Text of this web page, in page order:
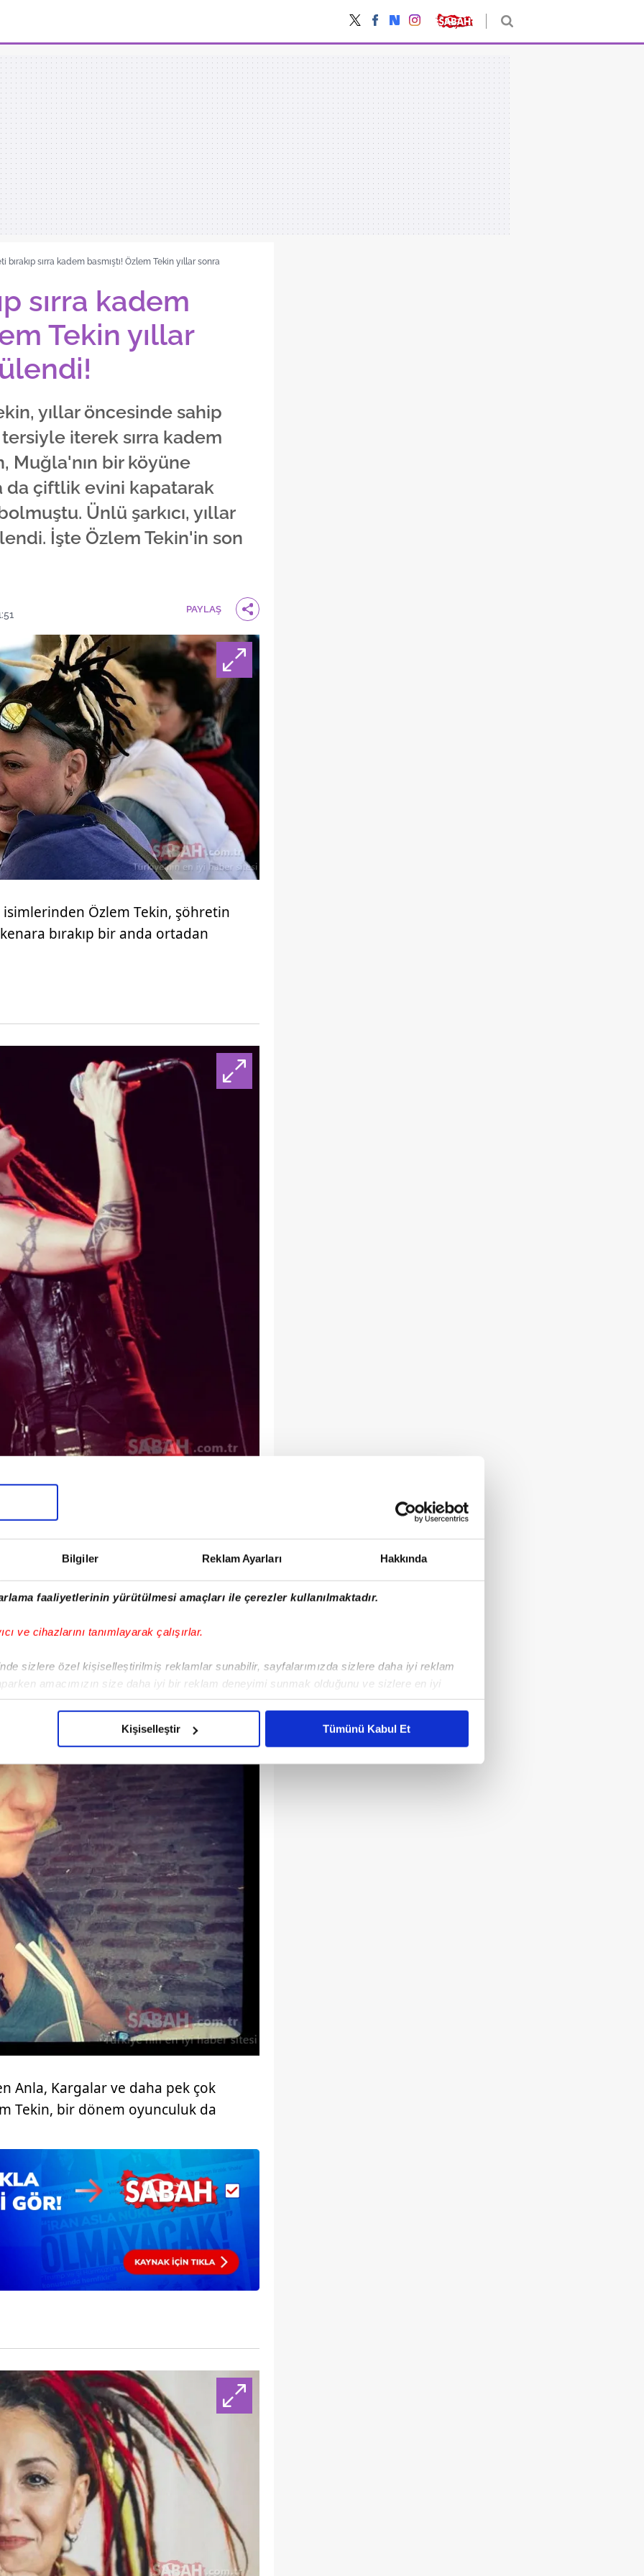
Bilgiler Reklam Ayarları Hakkında
faaliyetlerinin yürütülmesi amaçları ile çerezler kullanılmaktadır.
ve cihazlarını tanımlayarak çalışırlar.
sizlere özel kişiselleştirilmiş reklamlar sunabilir, sayfalarımızda sizlere daha iyi reklam
amacımızın size daha iyi bir reklam deneyimi sunmak olduğunu ve sizlere en iyi
gelen çabayı gösterdiğimizi ve bu noktada, reklamların maliyetlerimizi karşılamak
için İnternet Sitemizde kendimize ve üçüncü kişilere ait çerezler kullanılmaktadır. Bu
verileriniz işlenmekte olup gerekli olan çerezler bilgi toplumu hizmetlerinin sunulması
çerezler, sitemizin daha işlevsel kılınması ve kişiselleştirilmesi ve sizlere yönelik
amaçlarıyla sınırlı olarak açık rızanız dahilinde kullanılacaktır.
yer alan panel vasıtasıyla belirleyebilirsiniz. Çerezlere ilişkin detaylı bilgi için Ayarlar
Metnimizi ziyaret edebilirsiniz.
Kanunu uyarınca hazırlanmış Aydınlatma Metnimizi okumak ve sitemizde ilgili
çerezlerle ilgili bilgi almak için lütfentıklayınız
Kişiselleştir Tümünü Kabul Et
bırakıp sırra kadem basmıştı! Özlem Tekin yıllar sonra
sırra kadem
Tekin yıllar
yıllar öncesinde sahip
iterek sırra kadem
Muğla'nın bir köyüne
da çiftlik evini kapatarak
Ünlü şarkıcı, yıllar
İşte Özlem Tekin'in son
PAYLAŞ
Özlem Tekin, şöhretin
bırakıp bir anda ortadan
uzak bir yaşam süren
çekilmiş ve bu dönemde sosyal
kullanmamayı tercih etmişti.
Anla, Kargalar ve daha pek çok
Tekin, bir dönem oyunculuk da